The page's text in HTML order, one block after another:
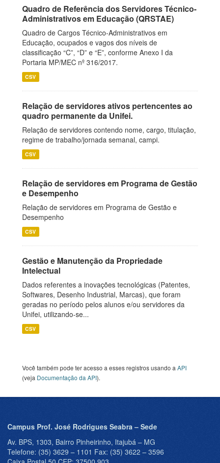
Quadro de Referência dos Servidores Técnico-
Administrativos em Educação (QRSTAE)
Quadro de Cargos Técnico-Administrativos em
Educação, ocupados e vagos dos níveis de
classificação “C”, “D” e “E”, conforme Anexo I da
Portaria MP/MEC nº 316/2017.
CSV
Relação de servidores ativos pertencentes ao
quadro permanente da Unifei.
Relação de servidores contendo nome, cargo, titulação,
regime de trabalho/jornada semanal, campi.
CSV
Relação de servidores em Programa de Gestão
e Desempenho
Relação de servidores em Programa de Gestão e
Desempenho
CSV
Gestão e Manutenção da Propriedade
Intelectual
Dados referentes a inovações tecnológicas (Patentes,
Softwares, Desenho Industrial, Marcas), que foram
geradas no período pelos alunos e/ou servidores da
Unifei, utilizando-se...
CSV
Você também pode ter acesso a esses registros usando a API
(veja Documentação da API).
Campus Prof. José Rodrigues Seabra – Sede
Av. BPS, 1303, Bairro Pinheirinho, Itajubá – MG
Telefone: (35) 3629 – 1101 Fax: (35) 3622 – 3596